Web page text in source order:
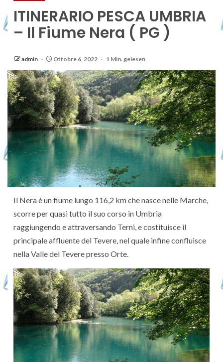
ITINERARIO PESCA UMBRIA
– Il Fiume Nera ( PG )
admin Ottobre 6, 2022 1 Min. gelesen
Il Nera è un fiume lungo 116,2 km che nasce nelle Marche,
scorre per quasi tutto il suo corso in Umbria
raggiungendo e attraversando Terni, e costituisce il
principale affluente del Tevere, nel quale infine confluisce
nella Valle del Tevere presso Orte.